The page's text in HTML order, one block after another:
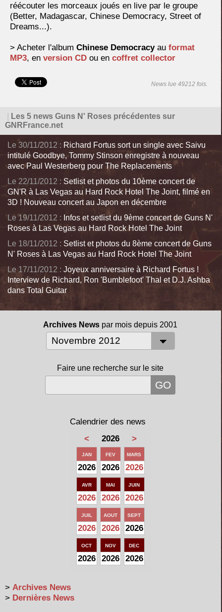
réécouter les morceaux joués en live par le groupe
(Better, Madagascar, Chinese Democracy, Street of
Dreams...).
> Acheter l'album Chinese Democracyau format
MP3, en version CD ou en coffret collector
News lue 49212 fois.
Les 5 news Guns N' Roses précédentes sur
GNRFrance.net
Le 30/11/2012 : Richard Fortus sort un single avec Saivu
intitulé Goodbye, Tommy Stinson enregistre à nouveau
avec Paul Westerberg pour The Replacements
Le 22/11/2012 : Setlist et photos du 10ème concert de
GN'R à Las Vegas au Hard Rock Hotel The Joint, filmé en
3D ! Nouveau concert au Japon en décembre
Le 19/11/2012 : Infos et setlist du 9ème concert de Guns N'
Roses à Las Vegas au Hard Rock Hotel The Joint
Le 18/11/2012 : Setlist et photos du 8ème concert de Guns
N' Roses à Las Vegas au Hard Rock Hotel The Joint
Le 17/11/2012 : Joyeux anniversaire à Richard Fortus !
Interview de Richard, Ron 'Bumblefoot' Thal et D.J. Ashba
dans Total Guitar
Archives News par mois depuis 2001
Faire une recherche sur le site
Calendrier des news
<
2026 >
JAN
2026
FEV
2026
MARS
2026
AVR
2026
MAI
2026
JUIN
2026
JUIL
2026
AOUT
2026
SEPT
2026
OCT
2026
NOV
2026
DEC
2026
> Archives News
> Dernières News